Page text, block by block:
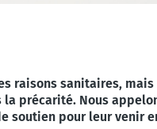
raisons sanitaires,
précarité. Nous
soutien pour leur venir